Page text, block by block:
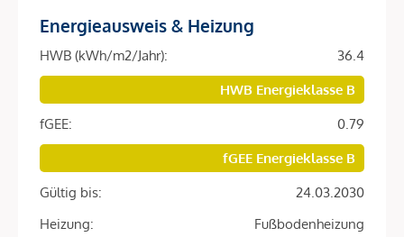
Schwerpunkt auf 3- und 4-Zimmer-Wohnungen, ideal
für Familien
16 Reihenhäuser mit Wohnflächen von 47 – 121 m²
Das Projekt
16 Reihenhäuser
20 Wohneinheiten
Wohnflächen von 47 – 121 m²
Energieausweis & Heizung
HWB (kWh/m2/Jahr):
36.4
HWB Energieklasse B
fGEE:
0.79
fGEE Energieklasse B
Gültig bis:
24.03.2030
Heizung:
Fußbodenheizung